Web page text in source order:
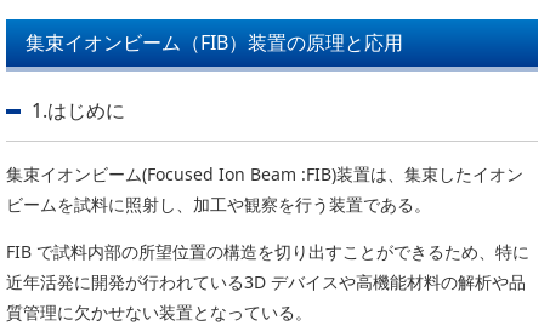
JAIMAの取り組み
主な活動
分析機器・科学機器遺産認定
海外交流事業
中小企業経営強化税制
製品含有化学物質規制 UPDATE
統計
刊行物のご案内
熱分析
電気化学
電子線応用
バイオ関連
総論・各種分析法
環境
集束イオンビーム（FIB）装置の原理と応用
1.はじめに
集束イオンビーム(Focused Ion Beam :FIB)装置は、集束したイオン
ビームを試料に照射し、加工や観察を行う装置である。
FIB で試料内部の所望位置の構造を切り出すことができるため、特に
近年活発に開発が行われている3D デバイスや高機能材料の解析や品
質管理に欠かせない装置となっている。